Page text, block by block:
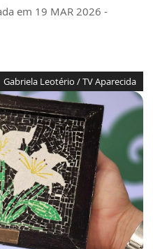
em 19 MAR 2026 -
Gabriela Leotério / TV Aparecida